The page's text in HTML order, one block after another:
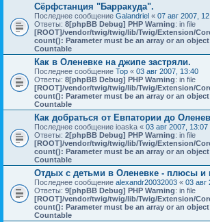
Сёрфстанция "Барракуда".
Последнее сообщение Galandriel « 07 авг 2007,
Ответы: 8[phpBB Debug] PHP Warning: in file
[ROOT]/vendor/twig/twig/lib/Twig/Extension/
count(): Parameter must be an array or an
Countable
Как в Оленевке на джипе застряли.
Последнее сообщение Тор « 03 авг 2007, 13:40
Ответы: 8[phpBB Debug] PHP Warning: in file
[ROOT]/vendor/twig/twig/lib/Twig/Extension/
count(): Parameter must be an array or an
Countable
Как добраться от Евпатории до
Последнее сообщение ioaska « 03 авг 2007, 13:07
Ответы: 2[phpBB Debug] PHP Warning: in file
[ROOT]/vendor/twig/twig/lib/Twig/Extension/
count(): Parameter must be an array or an
Countable
Отдых с детьми в Оленевке - плюсы и
Последнее сообщение alexandr20032003 « 03 авг
Ответы: 9[phpBB Debug] PHP Warning: in file
[ROOT]/vendor/twig/twig/lib/Twig/Extension/
count(): Parameter must be an array or an
Countable